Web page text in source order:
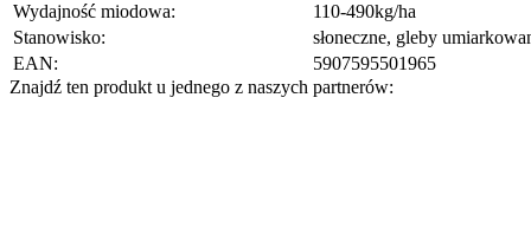
Wydajność miodowa:
110-490kg/ha
Stanowisko:
słoneczne, gleby
EAN:
5907595501965
Znajdź ten produkt u jednego z naszych partnerów: